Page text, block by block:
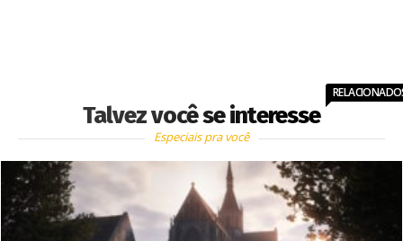
Talvez você se interesse
Especiais pra você